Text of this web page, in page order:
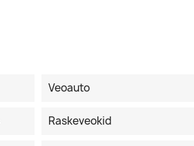
Veoauto
Raskeveokid